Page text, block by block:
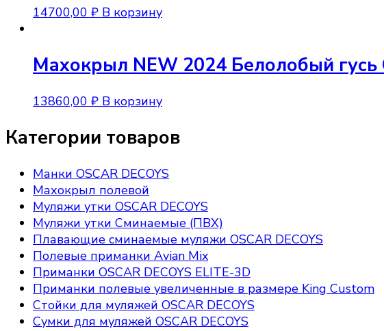
14700,00 ₽ В корзину
Махокрыл NEW 2024 Белолобый гусь
13860,00 ₽ В корзину
Категории товаров
Манки OSCAR DECOYS
Махокрыл полевой
Муляжи утки OSCAR DECOYS
Муляжи утки Сминаемые (ПВХ)
Плавающие сминаемые муляжи OSCAR DECOYS
Полевые приманки Avian Mix
Приманки OSCAR DECOYS ELITE-3D
Приманки полевые увеличенные в размере King Custom
Стойки для муляжей OSCAR DECOYS
Сумки для муляжей OSCAR DECOYS